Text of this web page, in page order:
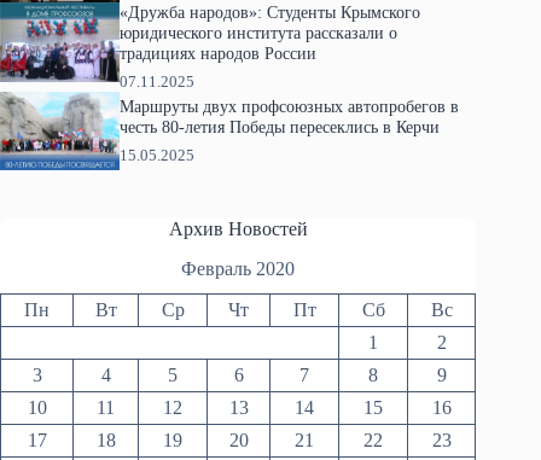
«Дружба народов»: Студенты Крымского
юридического института рассказали о
традициях народов России
07.11.2025
Маршруты двух профсоюзных автопробегов в
честь 80-летия Победы пересеклись в Керчи
15.05.2025
Архив Новостей
Февраль 2020
Пн Вт Ср Чт Пт Сб
Вс
1
2
3
4 5 6 7 8
9
10
11 12 13 14 15
16
17
18 19 20 21 22
23